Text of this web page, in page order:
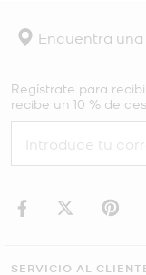
Encuentra
Regístrate para
recibe un 10 % de
SERVICIO AL